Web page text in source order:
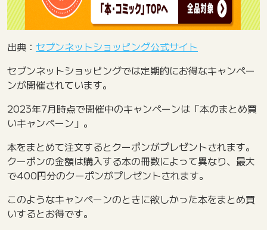
出典： セブンネットショッピング公式サイト
セブンネットショッピングでは定期的にお得なキャンペー
ンが開催されています。
2023年7月時点で開催中のキャンペーンは「本のまとめ買
いキャンペーン」。
本をまとめて注文するとクーポンがプレゼントされます。
クーポンの金額は購入する本の冊数によって異なり、最大
で400円分のクーポンがプレゼントされます。
このようなキャンペーンのときに欲しかった本をまとめ買
いするとお得です。